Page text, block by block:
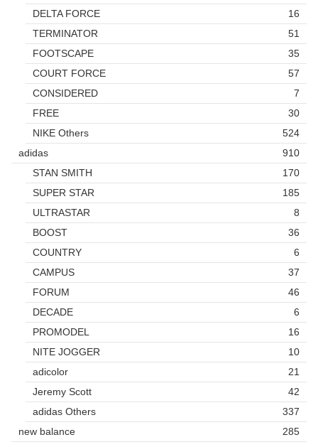
DELTA FORCE
16
TERMINATOR
51
FOOTSCAPE
35
COURT FORCE
57
CONSIDERED
7
FREE
30
NIKE Others
524
adidas
910
STAN SMITH
170
SUPER STAR
185
ULTRASTAR
8
BOOST
36
COUNTRY
6
CAMPUS
37
FORUM
46
DECADE
6
PROMODEL
16
NITE JOGGER
10
adicolor
21
Jeremy Scott
42
adidas Others
337
new balance
285